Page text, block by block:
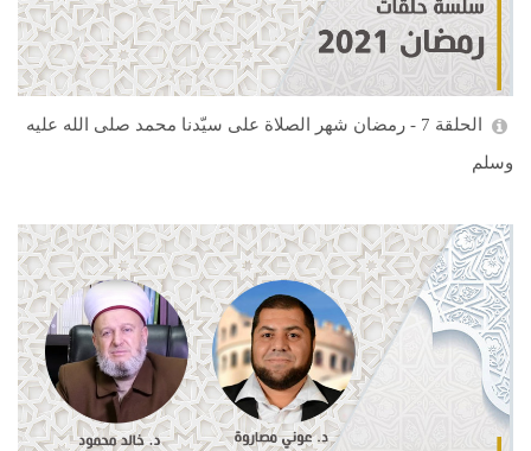
الحلقة 7 - رمضان شهر الصلاة على سيّدنا محمد صلى الله عليه
وسلم